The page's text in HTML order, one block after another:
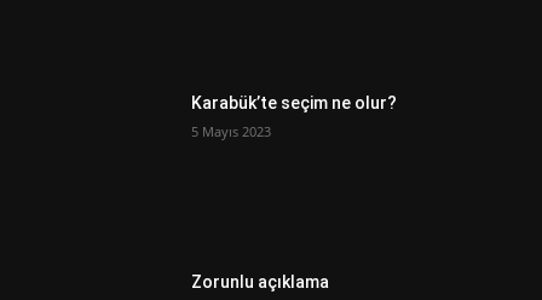
Karabük’te seçim ne olur?
5 Mayıs 2023
Zorunlu açıklama